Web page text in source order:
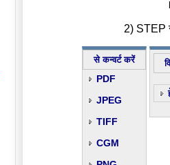
2) STEP
से कन्वर्ट करें
PDF
JPEG
TIFF
CGM